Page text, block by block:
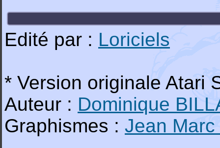
Edité par : Loriciels
* Version originale Atari
Auteur : Dominique
Graphismes : Jean